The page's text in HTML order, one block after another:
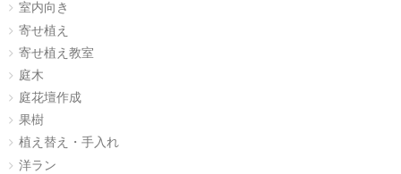
室内向き
寄せ植え
寄せ植え教室
庭木
庭花壇作成
果樹
植え替え・手入れ
洋ラン